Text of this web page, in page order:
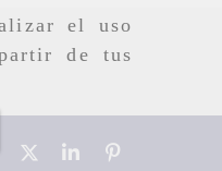
el uso
de tus